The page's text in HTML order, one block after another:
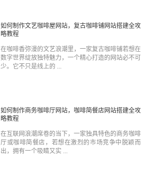
如何制作文艺咖啡屋网站，复古咖啡铺网站搭建全攻
略教程
在咖啡香弥漫的文艺浪潮里，一家复古咖啡铺若想在
数字世界绽放独特魅力，一个精心打造的网站必不可
少。它不只是线上的 ...
如何制作商务咖啡厅网站，咖啡简餐店网站搭建全攻
略教程
在互联网浪潮席卷的当下，一家独具特色的商务咖啡
厅或咖啡简餐店，若想在激烈的市场竞争中脱颖而
出，拥有一个吸睛又实 ...